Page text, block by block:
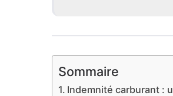
Sommaire
Indemnité carburant :